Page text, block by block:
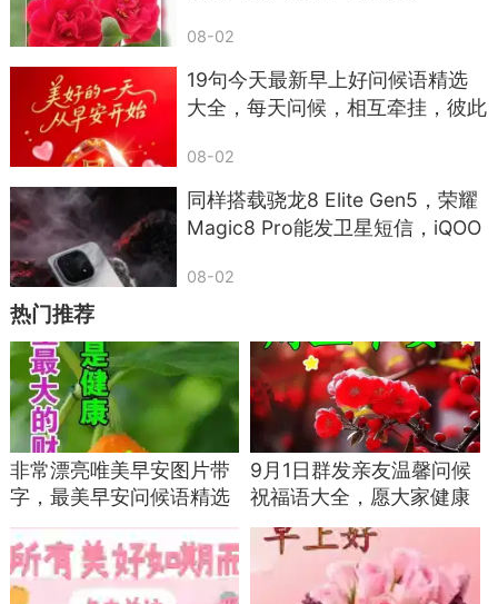
做好3件事
（一）核实通知真假，不被情绪左右
收到“12368立案”“账户冻结”等通知时，先冷静
下来，通过3个官方渠道核实：
1. 拨打区号+12368法院热线，报身份证号查
询是否有涉诉案件；
2. 登录“人民法院在线服务”小程序或中国审判
流程信息公开网，输入信息查询案件；
3. 联系网贷平台官方客服（通过APP内官方渠
道，非催收提供的号码），核实逾期处理方案。
（二）理性协商还款，拒绝不合理要求
若确实无力全额还款，可主动联系平台官方客
服，协商延期还款、分期还款、减免部分利息等方
案，协商时注意：
- 保留通话录音、聊天记录等证据；
08-02
19句今天最新早上好问候语精选
大全，每天问候，相互牵挂，彼此
08-02
同样搭载骁龙8 Elite Gen5，荣耀
Magic8 Pro能发卫星短信，iQOO
08-02
热门推荐
非常漂亮唯美早安图片带
字，最美早安问候语精选
关心亲友祝福语
9月1日群发亲友温馨问候
祝福语大全，愿大家健康
快乐，周五愉快！